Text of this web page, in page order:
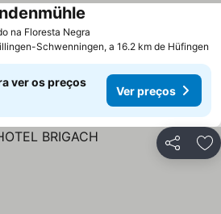
na Floresta Negra
Schwenningen, a 16.2 km de Hüfingen
ver os preços
Ver preços
Partilhar